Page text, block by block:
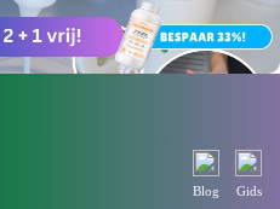
Blog Gids